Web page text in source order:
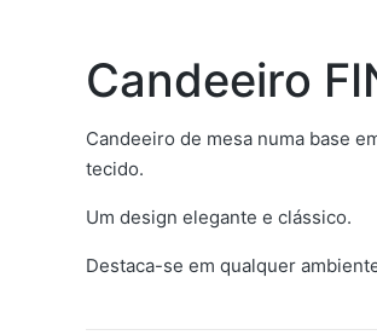
Candeeiro
Candeeiro de mesa numa base
tecido.
Um design elegante e clássico.
Destaca-se em qualquer